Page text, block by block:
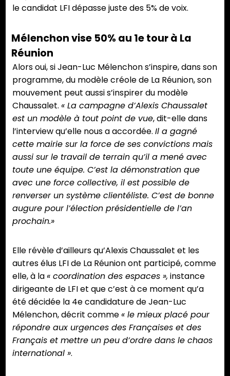
le candidat LFI dépasse juste des 5% de voix.
Mélenchon vise 50% au 1e tour à La
Réunion
Alors oui, si Jean-Luc Mélenchon s’inspire, dans son
programme, du modèle créole de La Réunion, son
mouvement peut aussi s’inspirer du modèle
Chaussalet. « La campagne d’Alexis Chaussalet
est un modèle à tout point de vue, dit-elle dans
l’interview qu’elle nous a accordée. Il a gagné
cette mairie sur la force de ses convictions mais
aussi sur le travail de terrain qu’il a mené avec
toute une équipe. C’est la démonstration que
avec une force collective, il est possible de
renverser un système clientéliste. C’est de bonne
augure pour l’élection présidentielle de l’an
prochain.»
Elle révèle d’ailleurs qu’Alexis Chaussalet et les
autres élus LFI de La Réunion ont participé, comme
elle, à la« coordination des espaces », instance
dirigeante de LFI et que c’est à ce moment qu’a
été décidée la 4e candidature de Jean-Luc
Mélenchon, décrit comme« le mieux placé pour
répondre aux urgences des Françaises et des
Français et mettre un peu d’ordre dans le chaos
international ».